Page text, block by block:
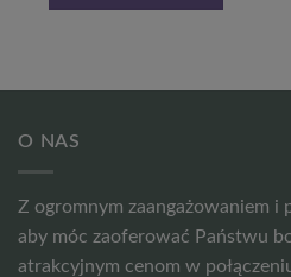
O NAS
Z ogromnym zaangażowaniem i
aby móc zaoferować Państwu
atrakcyjnym cenom w